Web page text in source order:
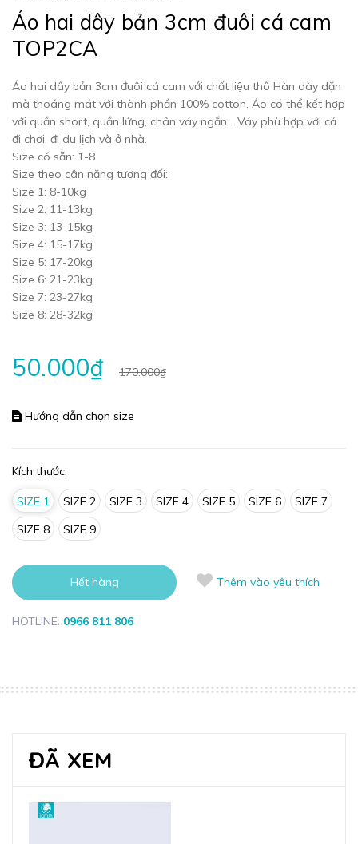
Áo hai dây bản 3cm đuôi cá cam
TOP2CA
Áo hai dây bản 3cm đuôi cá cam với chất liệu thô Hàn dày dặn
mà thoáng mát với thành phần 100% cotton. Áo có thể kết hợp
với quần short, quần lửng, chân váy ngắn... Váy phù hợp với cả
đi chơi, đi du lịch và ở nhà.
Size có sẵn: 1-8
Size theo cân nặng tương đối:
Size 1: 8-10kg
Size 2: 11-13kg
Size 3: 13-15kg
Size 4: 15-17kg
Size 5: 17-20kg
Size 6: 21-23kg
Size 7: 23-27kg
Size 8: 28-32kg
50.000₫ 170.000₫
Hướng dẫn chọn size
Kích thước:
SIZE 1 SIZE 2 SIZE 3 SIZE 4 SIZE 5 SIZE 6
SIZE 7
SIZE 8
SIZE 9
Hết hàng Thêm vào yêu thích
HOTLINE: 0966 811 806
ĐÃ XEM